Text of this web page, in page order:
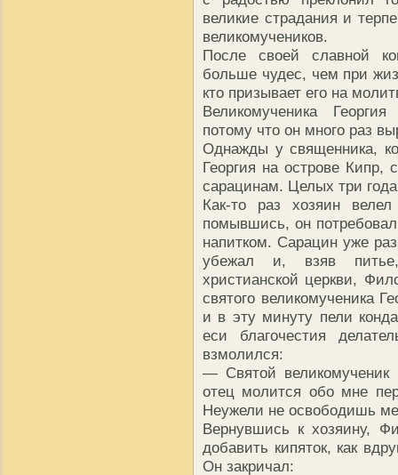
великие страдания и
великомучеников.
После своей славной
больше чудес, чем при
кто призывает его на
Великомученика
потому что он много раз
Однажды у священника,
Георгия на острове
сарацинам. Целых три
Как-то раз хозяин
помывшись, он
напитком. Сарацин уже
убежал и, взяв
христианской церкви,
святого великомученика
и в эту минуту пели
еси благочестия
взмолился:
— Святой
отец молится обо мне
Неужели не освободишь
Вернувшись к хозяину,
добавить кипяток, как
Он закричал: